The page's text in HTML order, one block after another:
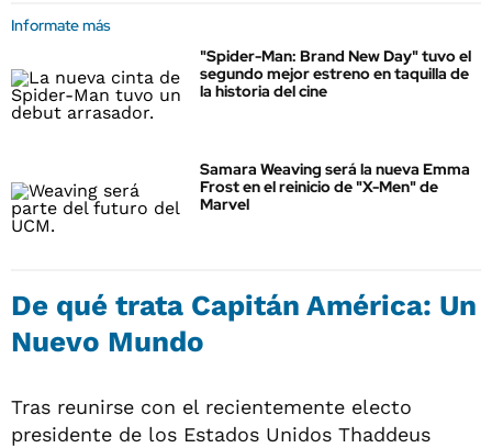
Informate más
"Spider-Man: Brand New Day" tuvo el
segundo mejor estreno en taquilla de
la historia del cine
Samara Weaving será la nueva Emma
Frost en el reinicio de "X-Men" de
Marvel
De qué trata Capitán América: Un
Nuevo Mundo
Tras reunirse con el recientemente electo
presidente de los Estados Unidos Thaddeus